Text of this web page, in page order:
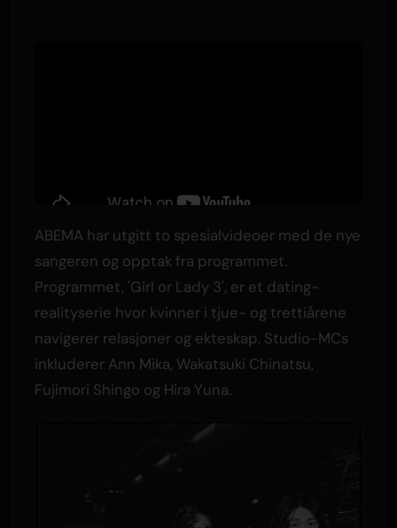
ABEMA har utgitt to spesialvideoer med de nye
sangeren og opptak fra programmet.
Programmet, 'Girl or Lady 3', er et dating-
realityserie hvor kvinner i tjue- og trettiårene
navigerer relasjoner og ekteskap. Studio-MCs
inkluderer Ann Mika, Wakatsuki Chinatsu,
Fujimori Shingo og Hira Yuna.